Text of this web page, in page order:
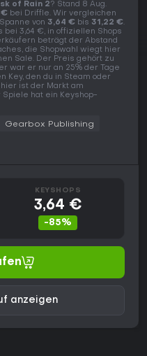
of Rain 2? Stand 8 Aug.
€ bei Driffle. Wir vergleichen
von 3,64 € bis 31,22 €.
3,64 €, in offiziellen Shops
beträgt der Abstand
die Shopwahl wiegt hier
Sale. Der Preis gehört zu
war er nur an 25% der Tage
Key, den du in Steam oder
ist der Markt am
hat ein Keyshop-
Gearbox Publishing
KEYSHOPS
3,64 €
-85%
anzeigen